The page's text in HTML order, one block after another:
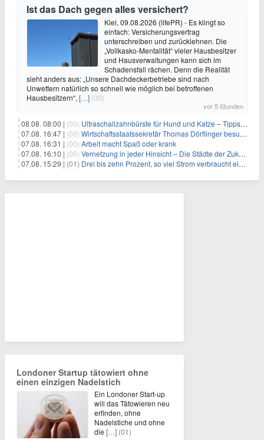
Ist das Dach gegen alles versichert?
Kiel, 09.08.2026 (lifePR) - Es klingt so
einfach: Versicherungsvertrag
unterschreiben und zurücklehnen. Die
„Vollkasko-Mentalität“ vieler Hausbesitzer
und Hausverwaltungen kann sich im
Schadensfall rächen. Denn die Realität
sieht anders aus: „Unsere Dachdeckerbetriebe sind nach
Unwettern natürlich so schnell wie möglich bei betroffenen
Hausbesitzern“, […] (00)
vor 5 Stunden
08.08. 08:00 | (00) Ultraschallzahnbürste für Hund und Katze – Tipps zur erfolgreichen Eingewöhnung
07.08. 16:47 | (00) Wirtschaftsstaatssekretär Thomas Dörflinger besucht Handwerksbetrieb im Kammerbezirk Freiburg
07.08. 16:31 | (00) Arbeit macht Spaß oder krank
07.08. 16:10 | (00) Vernetzung in jeder Hinsicht – Die Städte der Zukunft sind grün-blau
07.08. 15:29 | (01) Drei bis zehn Prozent, so viel Strom verbraucht ein Aufzug im Gebäude
Londoner Startup tätowiert ohne
einen einzigen Nadelstich
Ein Londoner Start-up
will das Tätowieren neu
erfinden, ohne
Nadelstiche und ohne
die […] (01)